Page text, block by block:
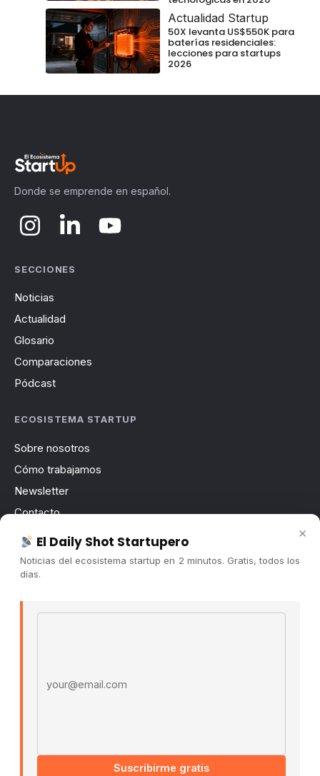
Actualidad Startup
50X levanta US$550K para
baterías residenciales:
lecciones para startups
2026
Donde se emprende en español.
SECCIONES
Noticias
Actualidad
Glosario
Comparaciones
Pódcast
ECOSISTEMA STARTUP
Sobre nosotros
Cómo trabajamos
Newsletter
Contacto
Publicidad
Convocatorias
×
El Daily Shot Startupero
Noticias del ecosistema startup en 2 minutos. Gratis, todos los
días.
Suscribirme gratis